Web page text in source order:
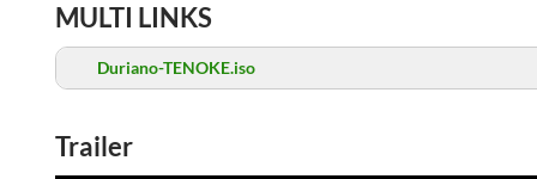
MULTI LINKS
Duriano-TENOKE.iso
Trailer